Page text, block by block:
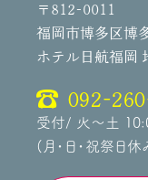
〒812-0011
福岡市博多区博
ホテル日航福岡
092-
受付/ 火～土
(月・日・祝祭日休